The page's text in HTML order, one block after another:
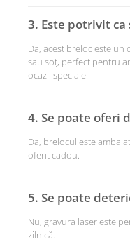
3. Este potrivit
Da, acest breloc este
sau soț, perfect pentru
ocazii speciale.
4. Se poate oferi
Da, brelocul este
oferit cadou.
5. Se poate
Nu, gravura laser este
zilnică.